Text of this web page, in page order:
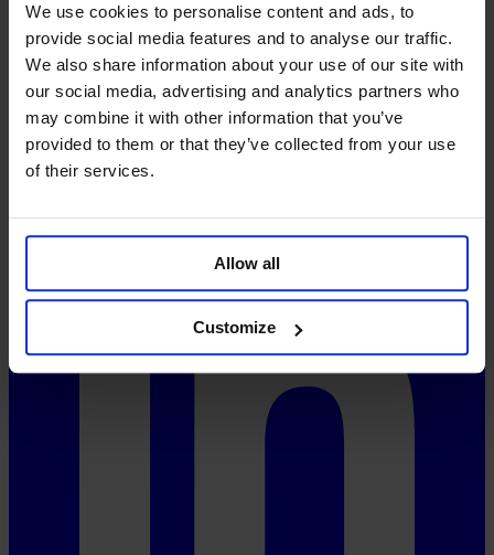
We use cookies to personalise content and ads, to
provide social media features and to analyse our traffic.
We also share information about your use of our site with
our social media, advertising and analytics partners who
may combine it with other information that you’ve
provided to them or that they’ve collected from your use
of their services.
Allow all
Customize
Aspectos técnicos
FAQ
Precios
System-Status
Redes sociales